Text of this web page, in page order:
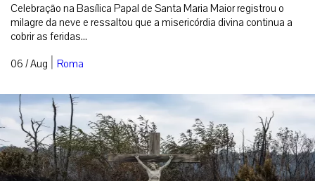
Celebração na Basílica Papal de Santa Maria Maior registrou o
milagre da neve e ressaltou que a misericórdia divina continua a
cobrir as feridas...
06 / Aug | Roma